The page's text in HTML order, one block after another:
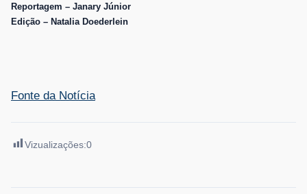
Reportagem – Janary Júnior
Edição – Natalia Doederlein
Fonte da Notícia
Vizualizações:0